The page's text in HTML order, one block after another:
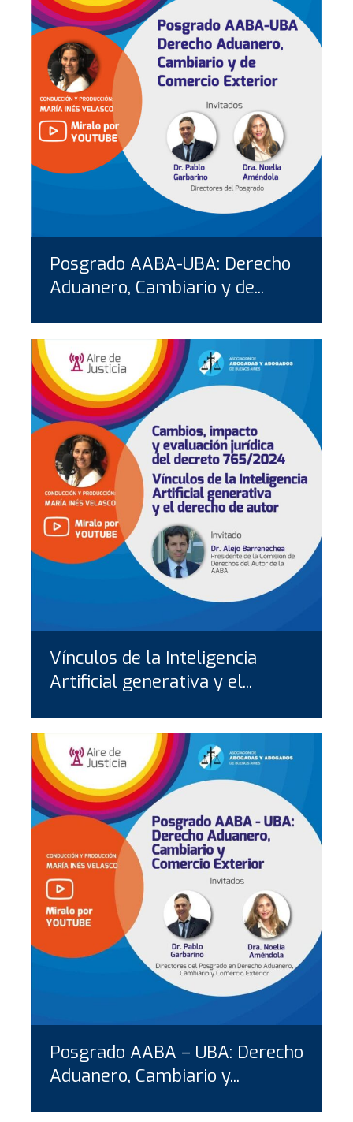
Posgrado AABA-UBA: Derecho
Aduanero, Cambiario y de...
Vínculos de la Inteligencia
Artificial generativa y el...
Posgrado AABA – UBA: Derecho
Aduanero, Cambiario y...